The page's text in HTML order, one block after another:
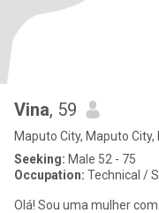
Vina, 59
Maputo City, Maputo
Seeking: Male 52 - 75
Occupation: Technical /
Olá! Sou uma mulher